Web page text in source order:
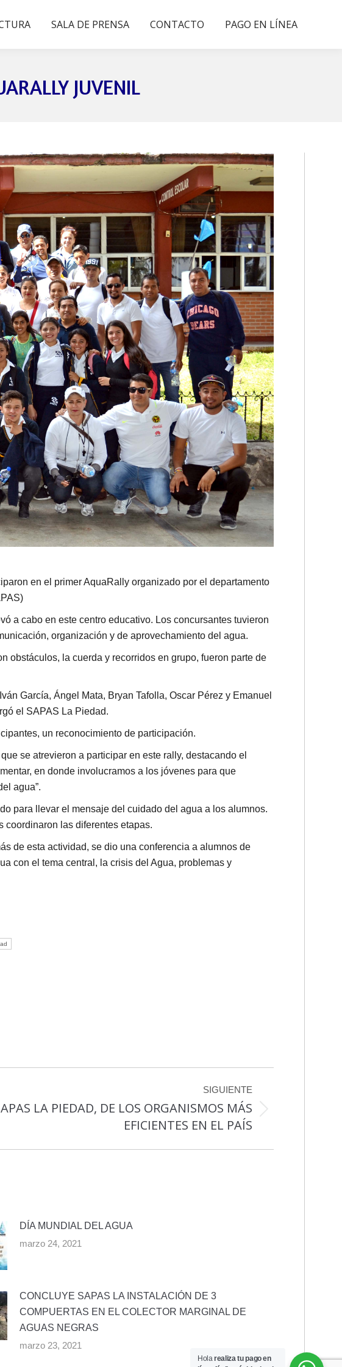
SALA DE PRENSA CONTACTO PAGO EN LÍNEA
JUVENIL
en el primer AquaRally organizado por el departamento
a cabo en este centro educativo. Los concursantes tuvieron
organización y de aprovechamiento del agua.
obstáculos, la cuerda y recorridos en grupo, fueron parte de
García, Ángel Mata, Bryan Tafolla, Oscar Pérez y Emanuel
el SAPAS La Piedad.
un reconocimiento de participación.
se atrevieron a participar en este rally, destacando el
en donde involucramos a los jóvenes para que
agua”.
para llevar el mensaje del cuidado del agua a los alumnos.
coordinaron las diferentes etapas.
de esta actividad, se dio una conferencia a alumnos de
con el tema central, la crisis del Agua, problemas y
SIGUIENTE
LA PIEDAD, DE LOS ORGANISMOS MÁS
EFICIENTES EN EL PAÍS
DÍA MUNDIAL DEL AGUA
marzo 24, 2021
CONCLUYE SAPAS LA INSTALACIÓN DE 3
COMPUERTAS EN EL COLECTOR MARGINAL DE
AGUAS NEGRAS
marzo 23, 2021
Holarealiza tu pago en